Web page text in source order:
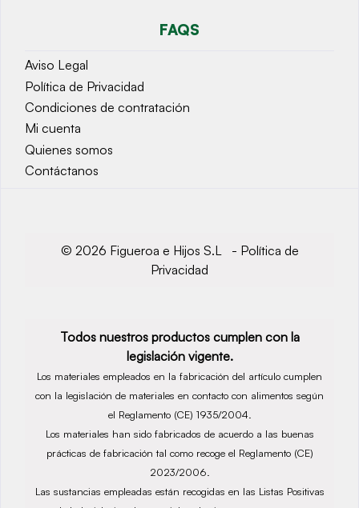
FAQS
Aviso Legal
Política de Privacidad
Condiciones de contratación
Mi cuenta
Quienes somos
Contáctanos
© 2026 Figueroa e Hijos S.L - Política de
Privacidad
Todos nuestros productos cumplen con la
legislación vigente.
Los materiales empleados en la fabricación del artículo cumplen
con la legislación de materiales en contacto con alimentos según
el Reglamento (CE) 1935/2004.
Los materiales han sido fabricados de acuerdo a las buenas
prácticas de fabricación tal como recoge el Reglamento (CE)
2023/2006.
Las sustancias empleadas están recogidas en las Listas Positivas